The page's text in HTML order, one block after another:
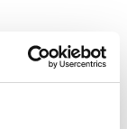
banking, se
il